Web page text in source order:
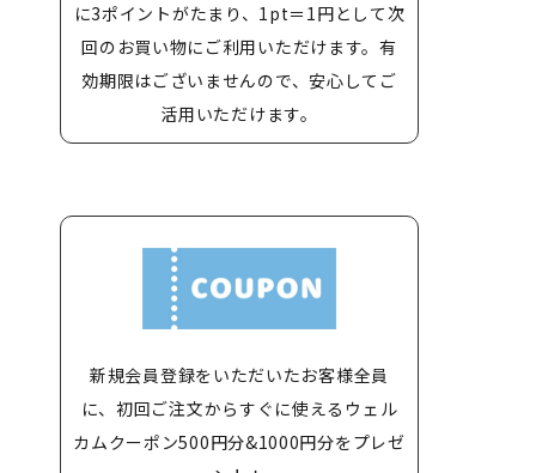
に3ポイントがたまり、1pt＝1円として次
回のお買い物にご利用いただけます。有
効期限はございませんので、安心してご
活用いただけます。
新規会員登録をいただいたお客様全員
に、初回ご注文からすぐに使えるウェル
カムクーポン500円分&1000円分をプレゼ